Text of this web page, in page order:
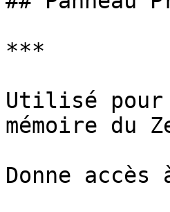
***
Utilisé pour
mémoire du
Donne accès